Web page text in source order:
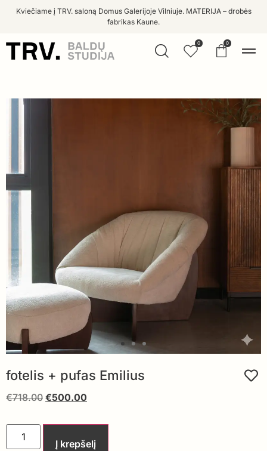
Kviečiame į TRV. saloną Domus Galerijoje Vilniuje. MATERIJA – drobės
fabrikas Kaune.
0 0
fotelis + pufas Emilius
€718.00 €500.00
Į krepšelį